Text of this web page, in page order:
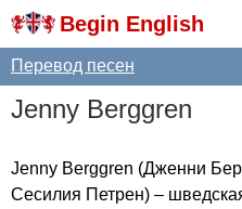
Begin English
Перевод песен
Jenny Berggren
Jenny Berggren (Дженни
Сесилия Петрен) –